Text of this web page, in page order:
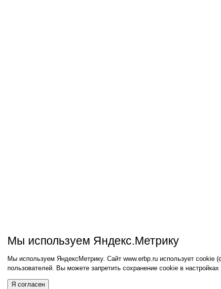
Мы используем Яндекс.Метрику
Мы используем ЯндексМетрику. Сайт www.erbp.ru использует
пользователей. Вы можете запретить сохранение cookie в настройках
Я согласен